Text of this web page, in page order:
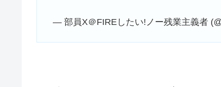
— 部員X＠FIREしたい!ノー残業主義者